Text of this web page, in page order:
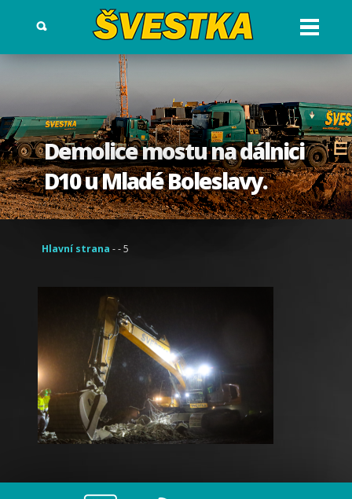
Otev?
ít
menu
Demolice mostu na dálnici
D10 u Mladé Boleslavy.
Hlavní strana - - 5